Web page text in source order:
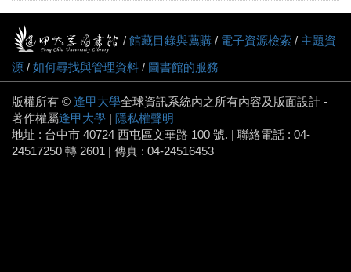
/ 館藏目錄與薦購 / 電子資源檢索 / 主題資
源 / 如何尋找與管理資料 / 圖書館的服務
版權所有 © 逢甲大學全球資訊系統內之所有內容及版面設計 -
著作權屬逢甲大學 | 隱私權聲明
地址 : 台中市 40724 西屯區文華路 100 號. | 聯絡電話 : 04-
24517250 轉 2601 | 傳真 : 04-24516453